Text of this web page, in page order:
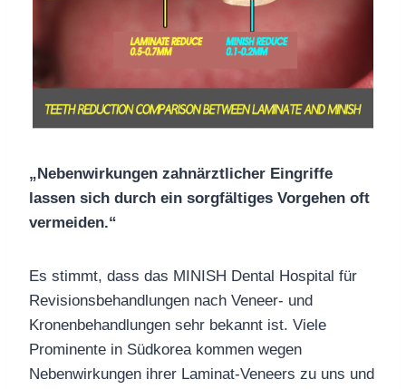
„Nebenwirkungen zahnärztlicher Eingriffe
lassen sich durch ein sorgfältiges Vorgehen oft
vermeiden.“
Es stimmt, dass das MINISH Dental Hospital für
Revisionsbehandlungen nach Veneer- und
Kronenbehandlungen sehr bekannt ist. Viele
Prominente in Südkorea kommen wegen
Nebenwirkungen ihrer Laminat-Veneers zu uns und